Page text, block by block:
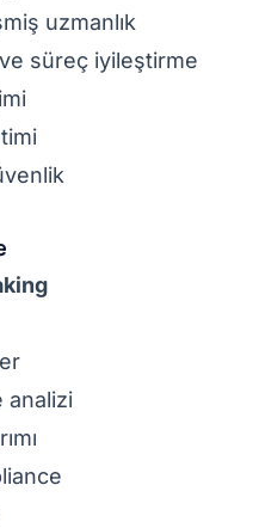
uzmanlık
süreç iyileştirme
analizi